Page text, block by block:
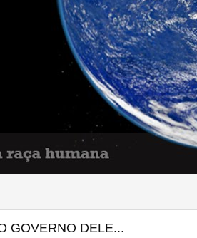
GOVERNO DELE...